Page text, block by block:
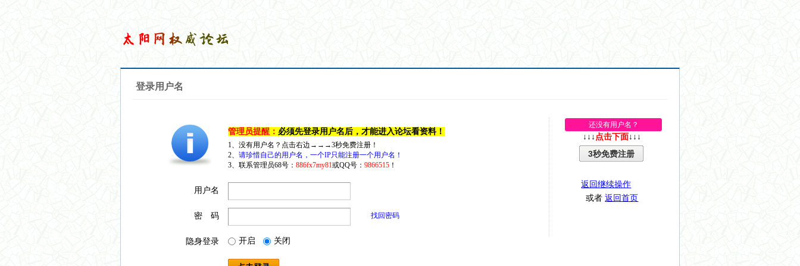
登录用户名
管理员提醒： 必须先登录用户名后，才能进入论坛看资料！
1、没有用户名？点击右边→→→3秒免费注册！
2、 请珍惜自己的用户名，一个IP只能注册一个用户名！
3、联系管理员68号： 886fx7my81或QQ号： 9866515！
用户名
密 码 找回密码
隐身登录 开启 关闭
还没有用户名？
↓↓↓ 点击下面 ↓↓↓
3秒免费注册
返回继续操作
或者返回首页